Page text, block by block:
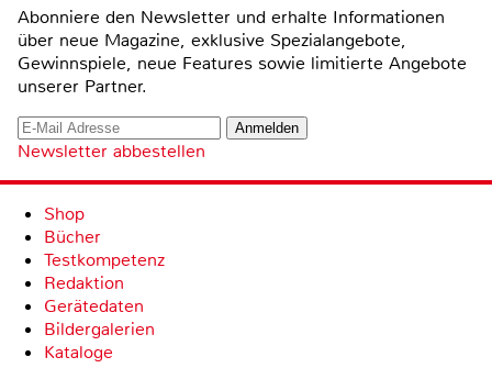
Abonniere den Newsletter und erhalte Informationen
über neue Magazine, exklusive Spezialangebote,
Gewinnspiele, neue Features sowie limitierte Angebote
unserer Partner.
Newsletter abbestellen
Shop
Bücher
Testkompetenz
Redaktion
Gerätedaten
Bildergalerien
Kataloge